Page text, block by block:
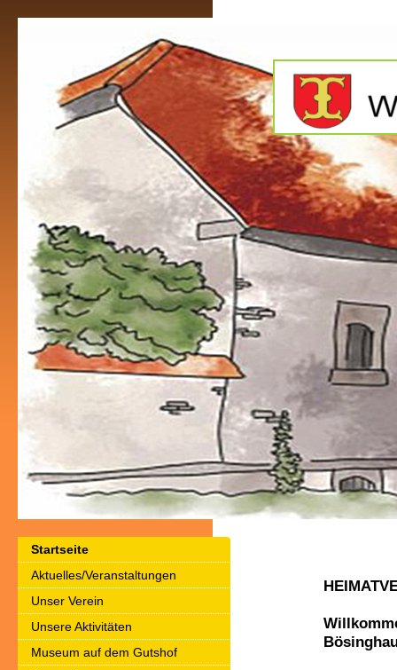
Startseite
Aktuelles/Veranstaltungen
Unser Verein
Unsere Aktivitäten
Museum auf dem Gutshof